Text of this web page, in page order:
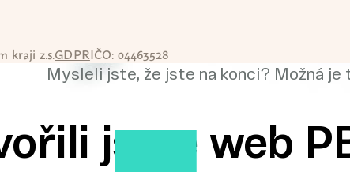
kraji z.s.GDPRIČO: 04463528